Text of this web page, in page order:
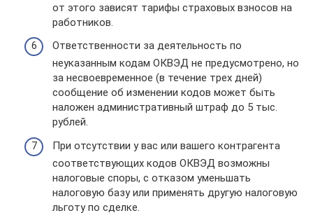
от этого зависят тарифы страховых взносов на
работников.
Ответственности за деятельность по
неуказанным кодам ОКВЭД не предусмотрено, но
за несвоевременное (в течение трех дней)
сообщение об изменении кодов может быть
наложен административный штраф до 5 тыс.
рублей.
При отсутствии у вас или вашего контрагента
соответствующих кодов ОКВЭД возможны
налоговые споры, с отказом уменьшать
налоговую базу или применять другую налоговую
льготу по сделке.